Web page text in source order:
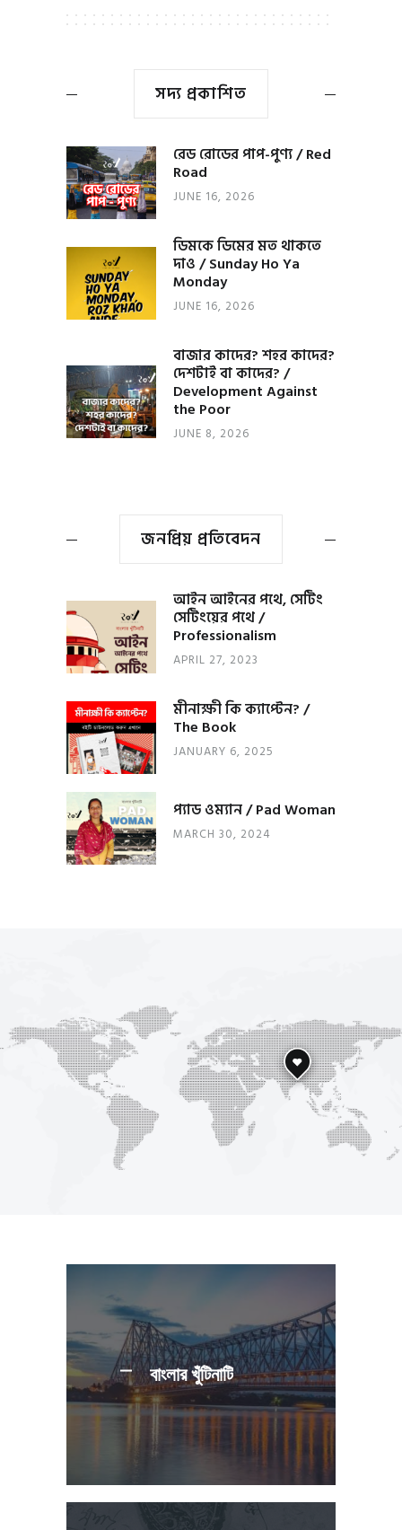
সদ্য প্রকাশিত
রেড রোডের পাপ-পুণ্য / Red
Road
JUNE 16, 2026
ডিমকে ডিমের মত থাকতে
দাও / Sunday Ho Ya
Monday
JUNE 16, 2026
বাজার কাদের? শহর কাদের?
দেশটাই বা কাদের? /
Development Against
the Poor
JUNE 8, 2026
জনপ্রিয় প্রতিবেদন
আইন আইনের পথে, সেটিং
সেটিংয়ের পথে /
Professionalism
APRIL 27, 2023
মীনাক্ষী কি ক্যাপ্টেন? /
The Book
JANUARY 6, 2025
প্যাড ওম্যান / Pad Woman
MARCH 30, 2024
বাংলার খুঁটিনাটি